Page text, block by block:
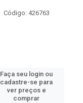
Código: 426763
Faça seu login ou
cadastre-se para
ver preços e
comprar